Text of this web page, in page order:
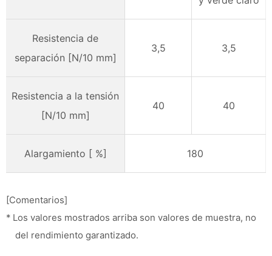
Resistencia de
separación [N/10 mm]
3,5 3,5
Resistencia a la tensión
[N/10 mm]
40 40
Alargamiento [%] 180
[Comentarios]
* Los valores mostrados arriba son valores de muestra, no
del rendimiento garantizado.